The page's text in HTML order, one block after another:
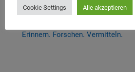
Lernplattform „Memory Momentum“
Erinnern. Forschen. Vermitteln.
Cookie Settings Alle akzeptieren